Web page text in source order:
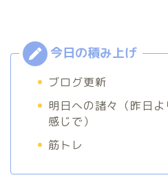
ブログ更新
明日への諸々（昨日
感じで）
筋トレ